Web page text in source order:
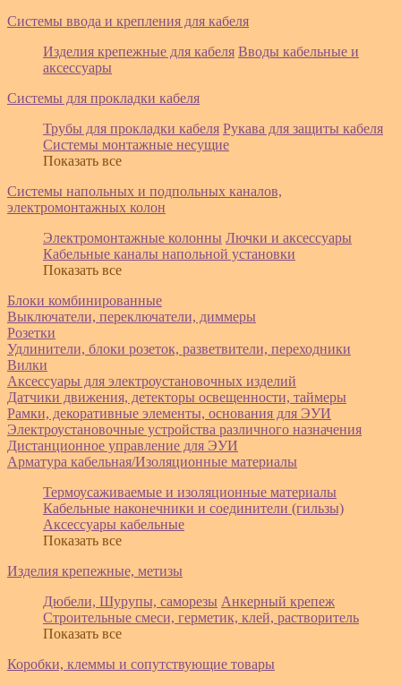
Системы ввода и крепления для кабеля
Изделия крепежные для кабеля Вводы кабельные и
аксессуары
Системы для прокладки кабеля
Трубы для прокладки кабеля Рукава для защиты кабеля
Системы монтажные несущие
Показать все
Системы напольных и подпольных каналов,
электромонтажных колон
Электромонтажные колонны Лючки и аксессуары
Кабельные каналы напольной установки
Показать все
Блоки комбинированные
Выключатели, переключатели, диммеры
Розетки
Удлинители, блоки розеток, разветвители, переходники
Вилки
Аксессуары для электроустановочных изделий
Датчики движения, детекторы освещенности, таймеры
Рамки, декоративные элементы, основания для ЭУИ
Электроустановочные устройства различного назначения
Дистанционное управление для ЭУИ
Арматура кабельная/Изоляционные материалы
Термоусаживаемые и изоляционные материалы
Кабельные наконечники и соединители (гильзы)
Аксессуары кабельные
Показать все
Изделия крепежные, метизы
Дюбели, Шурупы, саморезы Анкерный крепеж
Строительные смеси, герметик, клей, растворитель
Показать все
Коробки, клеммы и сопутствующие товары